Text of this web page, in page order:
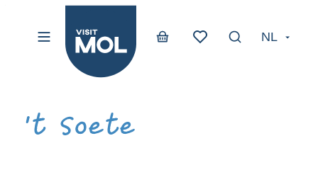
NL
FavorietenZoek tonen /
Menu Webshop
't Soete